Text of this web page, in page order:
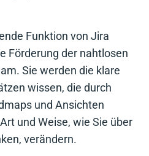
Funktion von Jira
Förderung der nahtlosen
Sie werden die klare
wissen, die durch
und Ansichten
und Weise, wie Sie über
verändern.